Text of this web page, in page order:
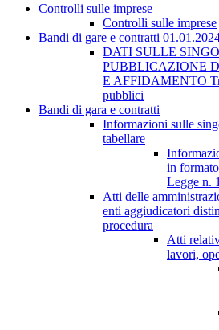
Controlli sulle imprese
Controlli sulle imprese
Bandi di gare e contratti
DATI SULLE
PUBBLICAZIONE
E AFFIDAMENTO
pubblici
Bandi di gara e contratti
Informazioni sulle
tabellare
in
Legge n.
Atti delle
enti aggiudicatori
procedura
Atti
lavori,